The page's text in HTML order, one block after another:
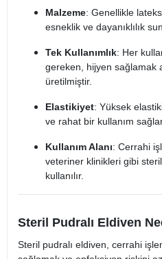
Malzeme: Genellikle
esneklik ve dayanıklılık
Tek Kullanımlık: Her
gereken, hijyen sağlamak
üretilmiştir.
Elastikiyet: Yüksek
ve rahat bir kullanım
Kullanım Alanı: Cerrahi
veteriner klinikleri gibi
kullanılır.
Steril Pudralı Eldiven
Steril pudralı eldiven, cerrahi